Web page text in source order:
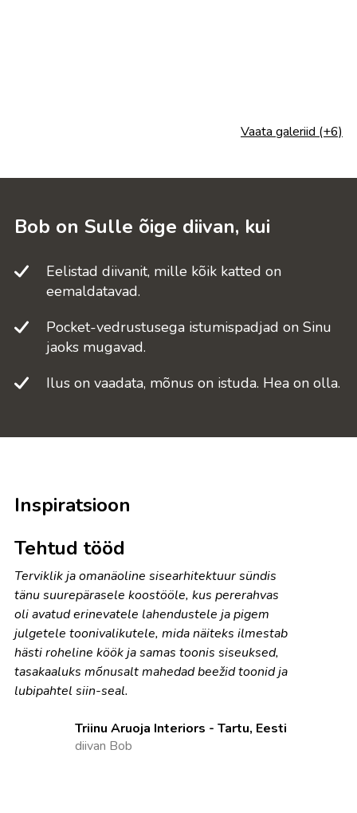
Vaata galeriid (+6)
Bob on Sulle õige diivan, kui
Eelistad diivanit, mille kõik katted on
eemaldatavad.
Pocket-vedrustusega istumispadjad on Sinu
jaoks mugavad.
Ilus on vaadata, mõnus on istuda. Hea on olla.
Inspiratsioon
Tehtud tööd
Terviklik ja omanäoline sisearhitektuur sündis
tänu suurepärasele koostööle, kus pererahvas
oli avatud erinevatele lahendustele ja pigem
julgetele toonivalikutele, mida näiteks ilmestab
hästi roheline köök ja samas toonis siseuksed,
tasakaaluks mõnusalt mahedad beežid toonid ja
lubipahtel siin-seal.
Triinu Aruoja Interiors - Tartu, Eesti
diivan Bob